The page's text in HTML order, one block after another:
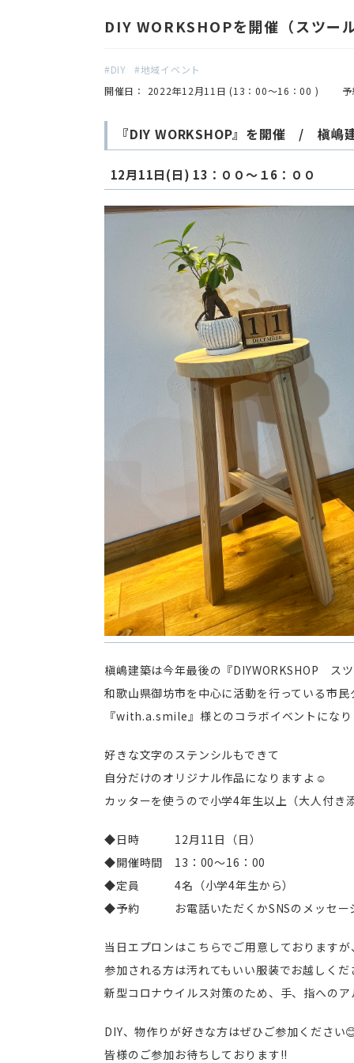
DIY WORKSHOPを開催（スツール
DIY
地域イベント
開催日： 2022年12月11日 (13：00～16：00 )
『DIY WORKSHOP』を開催 / 槇嶋
12月11日(日) 13：００～１6：００
槇嶋建築は今年最後の『DIYWORKSHOP スツ
和歌山県御坊市を中心に活動を行っている市民
『with.a.smile』様とのコラボイベントになり
好きな文字のステンシルもできて
自分だけのオリジナル作品になりますよ☺
カッターを使うので小学4年生以上（大人付き
◆日時 12月11日（日）
◆開催時間 13：00～16：00
◆定員 4名（小学4年生から）
◆予約 お電話いただくかSNSのメッセージ
当日エプロンはこちらでご用意しておりますが、
参加される方は汚れてもいい服装でお越しくだ
新型コロナウイルス対策のため、手、指への
DIY、物作りが好きな方はぜひご参加ください
皆様のご参加お待ちしております!!